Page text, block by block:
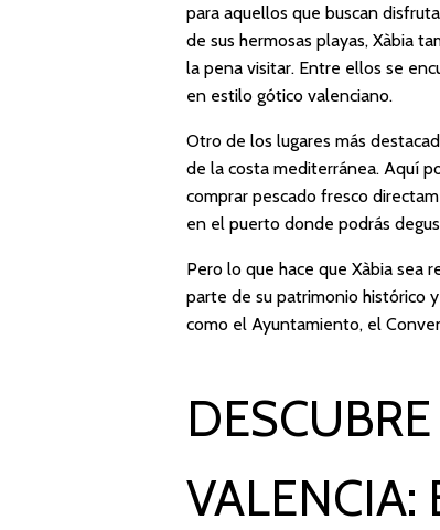
para aquellos que buscan
de sus hermosas playas, Xàbia
la pena visitar. Entre ellos se
en estilo gótico valenciano.
Otro de los lugares más
de la costa mediterránea. Aquí
comprar pescado fresco
en el puerto donde podrás
Pero lo que hace que Xàbia sea
parte de su patrimonio histórico
como el Ayuntamiento, el
VALENCIA: